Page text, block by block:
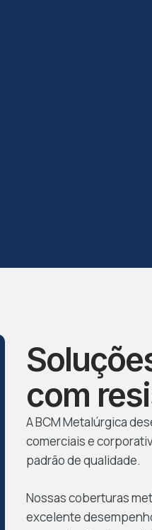
com
A BCM Metalúrgica
comerciais e
padrão de qualidade.
Nossas coberturas
excelente